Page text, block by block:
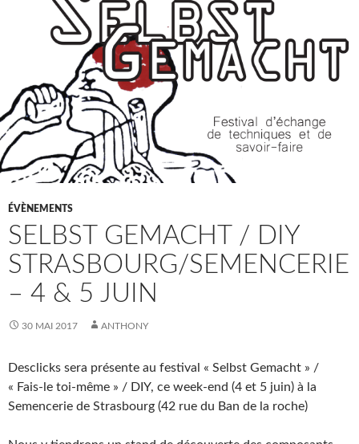
ÉVÈNEMENTS
SELBST GEMACHT / DIY
STRASBOURG/SEMENCERIE
– 4 & 5 JUIN
30 MAI 2017 ANTHONY
Desclicks sera présente au festival « Selbst Gemacht » /
« Fais-le toi-même » / DIY, ce week-end (4 et 5 juin) à la
Semencerie de Strasbourg (42 rue du Ban de la roche)